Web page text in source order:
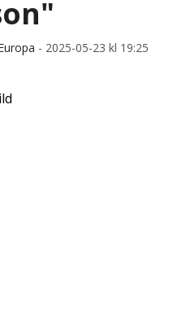
- 2025-05-23 kl 19:25